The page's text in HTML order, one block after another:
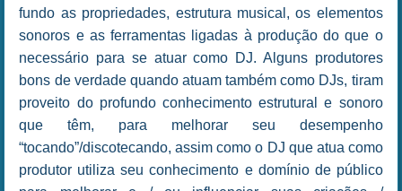
fundo as propriedades, estrutura musical, os elementos
sonoros e as ferramentas ligadas à produção do que o
necessário para se atuar como DJ. Alguns produtores
bons de verdade quando atuam também como DJs, tiram
proveito do profundo conhecimento estrutural e sonoro
que têm, para melhorar seu desempenho
“tocando”/discotecando, assim como o DJ que atua como
produtor utiliza seu conhecimento e domínio de público